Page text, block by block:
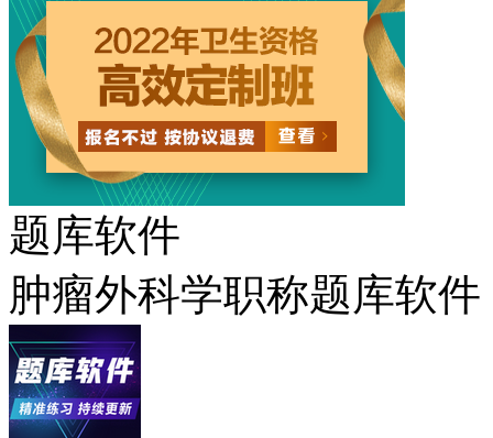
题库软件
肿瘤外科学职称题库软